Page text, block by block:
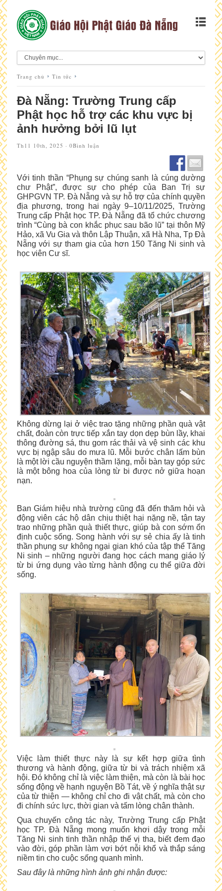
Trang chủ Tin tức
Đà Nẵng: Trường Trung cấp
Phật học hỗ trợ các khu vực bị
ảnh hưởng bởi lũ lụt
Th11 10th, 2025 · 0Bình luận
Với tinh thần “Phụng sự chúng sanh là cúng dường
chư Phật”, được sự cho phép của Ban Trị sự
GHPGVN TP. Đà Nẵng và sự hỗ trợ của chính quyền
địa phương, trong hai ngày 9–10/11/2025, Trường
Trung cấp Phật học TP. Đà Nẵng đã tổ chức chương
trình “Cùng bà con khắc phục sau bão lũ” tại thôn Mỹ
Hảo, xã Vu Gia và thôn Lập Thuận, xã Hà Nha, Tp Đà
Nẵng với sự tham gia của hơn 150 Tăng Ni sinh và
học viên Cư sĩ.
Không dừng lại ở việc trao tặng những phần quà vật
chất, đoàn còn trực tiếp xắn tay dọn dẹp bùn lầy, khai
thông đường sá, thu gom rác thải và vệ sinh các khu
vực bị ngập sâu do mưa lũ. Mỗi bước chân lấm bùn
là một lời cầu nguyện thầm lặng, mỗi bàn tay góp sức
là một bông hoa của lòng từ bi được nở giữa hoạn
nạn.
Ban Giám hiệu nhà trường cũng đã đến thăm hỏi và
động viên các hộ dân chịu thiệt hại nặng nề, tận tay
trao những phần quà thiết thực, giúp bà con sớm ổn
định cuộc sống. Song hành với sự sẻ chia ấy là tinh
thần phụng sự không ngại gian khó của tập thể Tăng
Ni sinh – những người đang học cách mang giáo lý
từ bi ứng dụng vào từng hành động cụ thể giữa đời
sống.
Việc làm thiết thực này là sự kết hợp giữa tình
thương và hành động, giữa từ bi và trách nhiệm xã
hội. Đó không chỉ là việc làm thiện, mà còn là bài học
sống động về hạnh nguyện Bồ Tát, về ý nghĩa thật sự
của từ thiện — không chỉ cho đi vật chất, mà còn cho
đi chính sức lực, thời gian và tấm lòng chân thành.
Qua chuyến công tác này, Trường Trung cấp Phật
học TP. Đà Nẵng mong muốn khơi dậy trong mỗi
Tăng Ni sinh tinh thần nhập thế vị tha, biết đem đạo
vào đời, góp phần làm vơi bớt nỗi khổ và thắp sáng
niềm tin cho cuộc sống quanh mình.
Sau đây là những hình ảnh ghi nhận được: